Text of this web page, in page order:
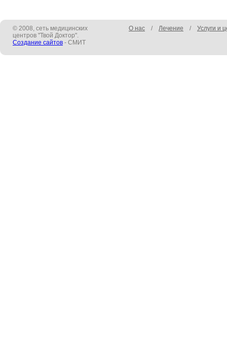
© 2008, сеть медицинских
центров "Твой Доктор".
Создание сайтов - СМИТ
О нас / Лечение / Услуги и